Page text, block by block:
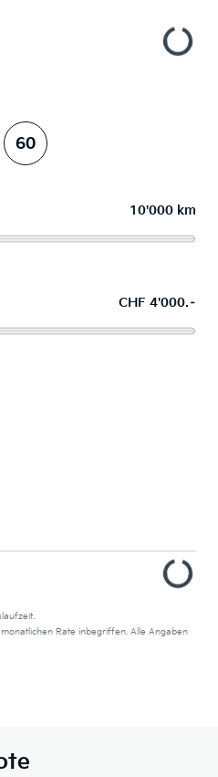
60
10'000 km
CHF 4'000.–
Rate inbegriffen. Alle Angaben